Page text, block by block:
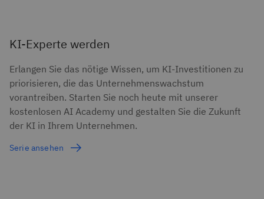
KI-Experte werden
Erlangen Sie das nötige Wissen, um KI-Investitionen zu
priorisieren, die das Unternehmenswachstum
vorantreiben. Starten Sie noch heute mit unserer
kostenlosen AI Academy und gestalten Sie die Zukunft
der KI in Ihrem Unternehmen.
Serie ansehen